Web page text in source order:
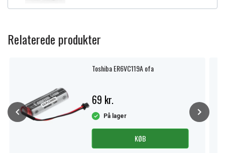
Relaterede produkter
Toshiba ER6VC119A ofa
69 kr.
På lager
KØB